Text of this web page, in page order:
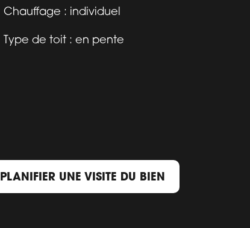
Chauffage : individuel
Type de toit : en pente
PLANIFIER UNE VISITE DU BIEN